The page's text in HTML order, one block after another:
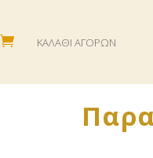
 ΚΑΛΆΘΙ ΑΓΟΡΏΝ